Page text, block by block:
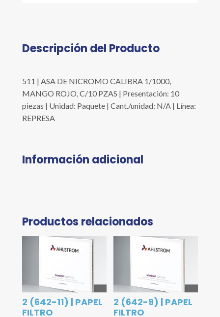
Descripción del Producto
511 | ASA DE NICROMO CALIBRA 1/1000,
MANGO ROJO, C/10 PZAS | Presentación: 10
piezas | Unidad: Paquete | Cant./unidad: N/A | Línea:
REPRESA
Información adicional
Productos relacionados
2 (642-11) | PAPEL
FILTRO
2 (642-9) | PAPEL
FILTRO